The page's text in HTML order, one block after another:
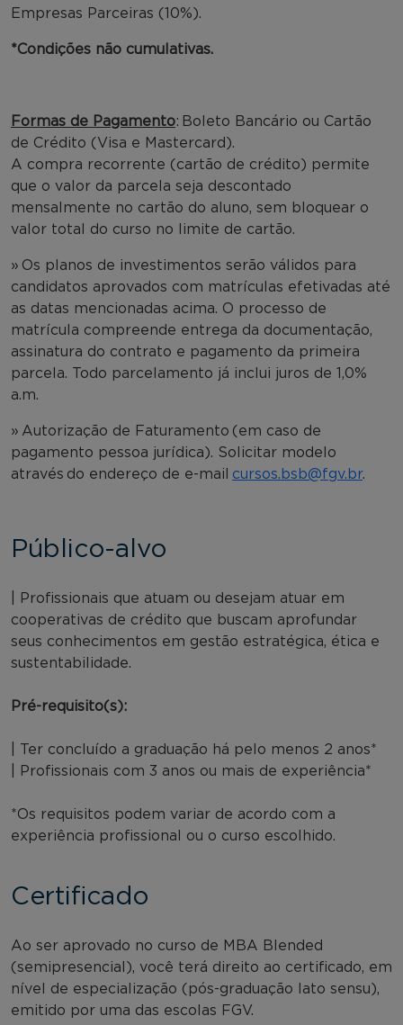
Empresas Parceiras (10%).
*Condições não cumulativas.
Formas de Pagamento: Boleto Bancário ou Cartão
de Crédito (Visa e Mastercard).
A compra recorrente (cartão de crédito) permite
que o valor da parcela seja descontado
mensalmente no cartão do aluno, sem bloquear o
valor total do curso no limite de cartão.
» Os planos de investimentos serão válidos para
candidatos aprovados com matrículas efetivadas até
as datas mencionadas acima. O processo de
matrícula compreende entrega da documentação,
assinatura do contrato e pagamento da primeira
parcela. Todo parcelamento já inclui juros de 1,0%
a.m.
» Autorização de Faturamento (em caso de
pagamento pessoa jurídica). Solicitar modelo
através do endereço de e-mail cursos.bsb@fgv.br.
Público-alvo
| Profissionais que atuam ou desejam atuar em
cooperativas de crédito que buscam aprofundar
seus conhecimentos em gestão estratégica, ética e
sustentabilidade.
Pré-requisito(s):
| Ter concluído a graduação há pelo menos 2 anos*
| Profissionais com 3 anos ou mais de experiência*
*Os requisitos podem variar de acordo com a
experiência profissional ou o curso escolhido.
Certificado
Ao ser aprovado no curso de MBA Blended
(semipresencial), você terá direito ao certificado, em
nível de especialização (pós-graduação lato sensu),
emitido por uma das escolas FGV.